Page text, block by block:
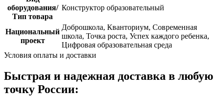
оборудования/
Тип товара
Конструктор образовательный
Национальный
проект
Доброшкола, Кванториум, Современная
школа, Точка роста, Успех каждого ребенка,
Цифровая образовательная среда
Условия оплаты и доставки
Быстрая и надежная доставка в любую
точку России: